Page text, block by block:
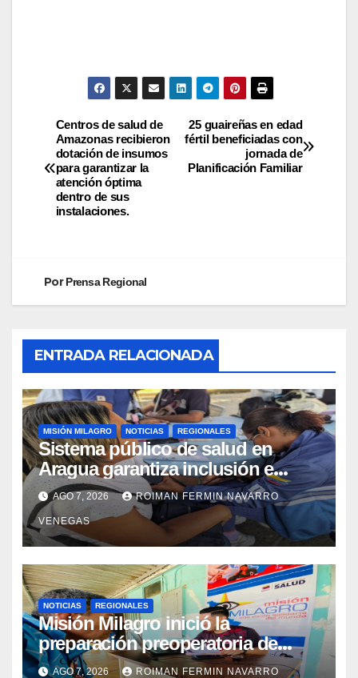
25 guaireñas en edad
fértil beneficiadas con
jornada de
Planificación Familiar
Centros de salud de
Amazonas recibieron
dotación de insumos
para garantizar la
atención óptima
dentro de sus
instalaciones.
PorPrensa Regional
ENTRADA RELACIONADA
MISIÓN MILAGRO NOTICIAS REGIONALES
Sistema público de salud en
Aragua garantiza inclusión e
inmunidad para más de 480
familias mediante cuatro
abordajes asistenciales
AGO 7, 2026 ROIMAN FERMIN NAVARRO
VENEGAS
NOTICIAS REGIONALES
Misión Milagro inició la
preparación preoperatoria de
cataratas en Cojedes
AGO 7, 2026 ROIMAN FERMIN NAVARRO